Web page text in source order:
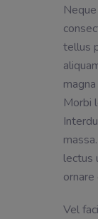
tellus
Morbi
lectus
ornare
Vel